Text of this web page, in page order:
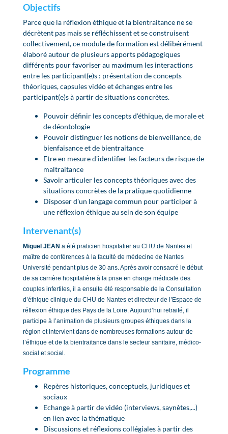
Objectifs
Parce que la réflexion éthique et la bientraitance ne se
décrètent pas mais se réfléchissent et se construisent
collectivement, ce module de formation est délibérément
élaboré autour de plusieurs apports pédagogiques
différents pour favoriser au maximum les interactions
entre les participant(e)s : présentation de concepts
théoriques, capsules vidéo et échanges entre les
participant(e)s à partir de situations concrètes.
Pouvoir définir les concepts d'éthique, de morale et
de déontologie
Pouvoir distinguer les notions de bienveillance, de
bienfaisance et de bientraitance
Etre en mesure d'identifier les facteurs de risque de
maltraitance
Savoir articuler les concepts théoriques avec des
situations concrètes de la pratique quotidienne
Disposer d'un langage commun pour participer à
une réflexion éthique au sein de son équipe
Intervenant(s)
Miguel JEAN a été praticien hospitalier au CHU de Nantes et
maître de conférences à la faculté de médecine de Nantes
Université pendant plus de 30 ans. Après avoir consacré le début
de sa carrière hospitalière à la prise en charge médicale des
couples infertiles, il a ensuite été responsable de la Consultation
d’éthique clinique du CHU de Nantes et directeur de l’Espace de
réflexion éthique des Pays de la Loire. Aujourd’hui retraité, il
participe à l’animation de plusieurs groupes éthiques dans la
région et intervient dans de nombreuses formations autour de
l’éthique et de la bientraitance dans le secteur sanitaire, médico-
social et social.
Programme
Repères historiques, conceptuels, juridiques et
sociaux
Echange à partir de vidéo (interviews, saynètes,...)
en lien avec la thématique
Discussions et réflexions collégiales à partir des